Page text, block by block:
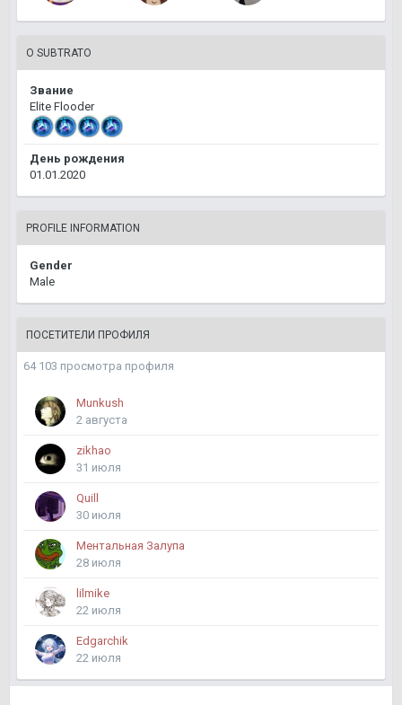
О SUBTRATO
Звание
Elite Flooder
День рождения
01.01.2020
PROFILE INFORMATION
Gender
Male
ПОСЕТИТЕЛИ ПРОФИЛЯ
64 103 просмотра профиля
Munkush
2 августа
zikhao
31 июля
Quill
30 июля
Ментальная Залупа
28 июля
lilmike
22 июля
Edgarchik
22 июля